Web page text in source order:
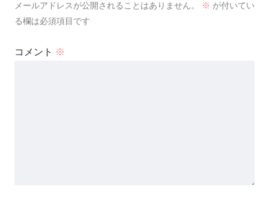
メールアドレスが公開されることはありません。 ※ が付いてい
る欄は必須項目です
コメント ※